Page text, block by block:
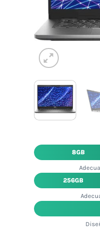
8GB
256GB